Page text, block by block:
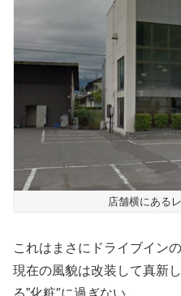
店舗横にある
これはまさにドライブインの
現在の風貌は改装して真新
る”化粧″に過ぎない。